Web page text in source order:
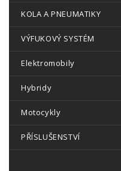
KOLA A PNEUMATIKY
VÝFUKOVÝ SYSTÉM
Elektromobily
Hybridy
Motocykly
PŘÍSLUŠENSTVÍ